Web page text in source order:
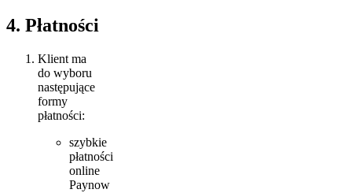
4. Płatności
Klient ma
do wyboru
następujące
formy
płatności:
szybkie
płatności
online
Paynow